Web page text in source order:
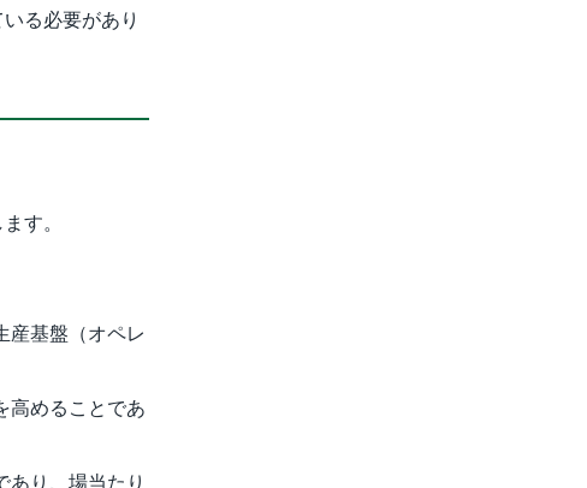
る必要があり
す。
産基盤（オペレ
高めることであ
あり、場当たり